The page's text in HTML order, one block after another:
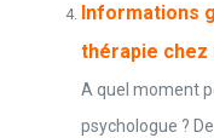
Informations
thérapie chez
A quel moment
psychologue ?